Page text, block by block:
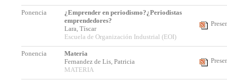
Ponencia
¿Emprender en periodismo?¿Periodistas
emprendedores?
Lara, Tíscar
Escuela de Organización Industrial (EOI)
Ponencia
Materia
Fernandez de Lis, Patricia
MATERIA